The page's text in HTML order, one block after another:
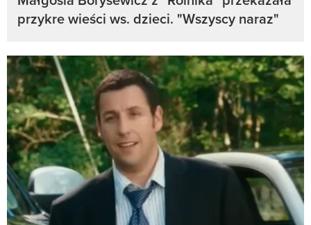
przykre wieści ws. dzieci. "Wszyscy naraz"